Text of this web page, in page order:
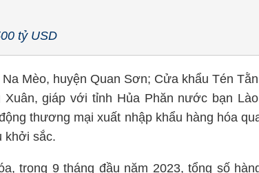
tỷ USD
Mèo, huyện Quan Sơn; Cửa khẩu Tén
giáp với tỉnh Hủa Phăn nước bạn
thương mại xuất nhập khẩu hàng hóa
khởi sắc.
trong 9 tháng đầu năm 2023, tổng số